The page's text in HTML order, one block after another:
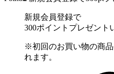
新規会員登録で
300ポイントプレゼント
※初回のお買い物の商
れます。